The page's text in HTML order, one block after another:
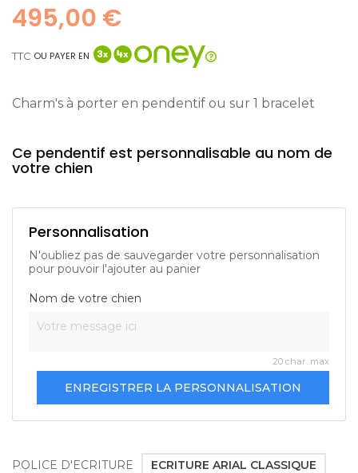
495,00 €
TTC OU PAYER EN
Charm's à porter en pendentif ou sur 1 bracelet
Ce pendentif est personnalisable au nom de
votre chien
Personnalisation
N'oubliez pas de sauvegarder votre personnalisation
pour pouvoir l'ajouter au panier
Nom de votre chien
20 char. max
ENREGISTRER LA PERSONNALISATION
POLICE D'ECRITURE ECRITURE ARIAL CLASSIQUE